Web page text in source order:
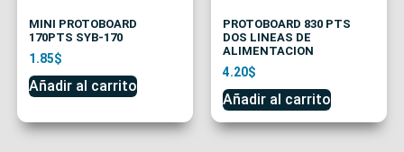
MINI PROTOBOARD
170PTS SYB-170
1.85$
Añadir al carrito
PROTOBOARD 830 PTS
DOS LINEAS DE
ALIMENTACION
4.20$
Añadir al carrito